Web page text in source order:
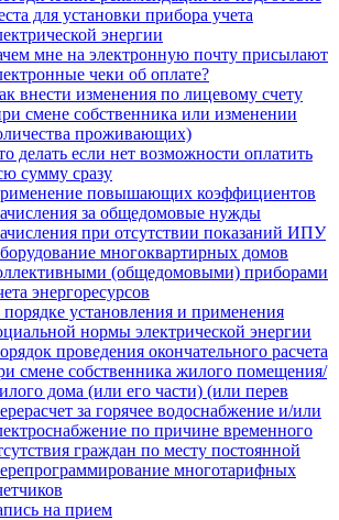
для установки прибора учета
энергии
мне на электронную почту присылают
чеки об оплате?
внести изменения по лицевому счету
смене собственника или изменении
проживающих)
делать если нет возможности оплатить
сумму сразу
повышающих коэффициентов
за общедомовые нужды
при отсутствии показаний ИПУ
многоквартирных домов
(общедомовыми) приборами
энергоресурсов
установления и применения
нормы электрической энергии
проведения окончательного расчета
смене собственника жилого помещения/
дома (или его части) (или перев
за горячее водоснабжение и/или
по причине временного
граждан по месту постоянной
многотарифных
на прием